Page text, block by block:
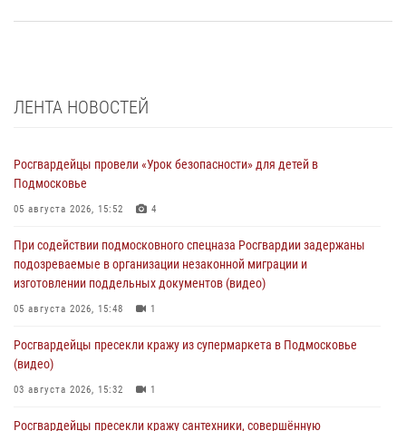
ЛЕНТА НОВОСТЕЙ
Росгвардейцы провели «Урок безопасности» для детей в
Подмосковье
05 августа 2026, 15:52 4
При содействии подмосковного спецназа Росгвардии задержаны
подозреваемые в организации незаконной миграции и
изготовлении поддельных документов (видео)
05 августа 2026, 15:48 1
Росгвардейцы пресекли кражу из супермаркета в Подмосковье
(видео)
03 августа 2026, 15:32 1
Росгвардейцы пресекли кражу сантехники, совершённую